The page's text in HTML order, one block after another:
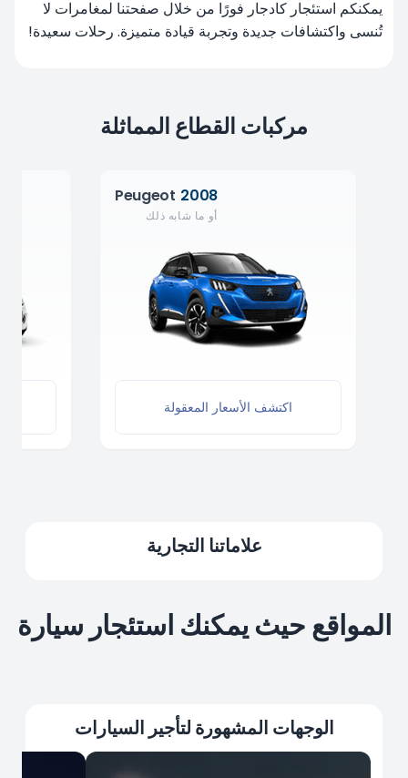
يمكنكم استئجار كادجار فورًا من خلال صفحتنا لمغامرات لا
تُنسى واكتشافات جديدة وتجربة قيادة متميزة. رحلات سعيدة!
مركبات القطاع المماثلة
Peugeot 2008
أو ما شابه ذلك
اكتشف الأسعار المعقولة
علاماتنا التجارية
المواقع حيث يمكنك استئجار سيارة
الوجهات المشهورة لتأجير السيارات